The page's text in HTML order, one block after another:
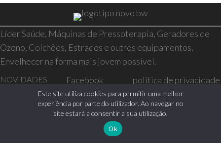
Líder Saúde, Máquinas de Pressoterapia, Geradores de
Ozono, Colchões, Estrados e outros equipamentos.
Envelhecer na forma mais jovem possível.
NOVIDADES
SAÚDE E BEM-
Facebook
Instagram
politica de privacidade
resolução de conflitos
livro de reclamações
Este site utiliza cookies para permitir uma melhor
experiência por parte do utilizador. Ao navegar no
site estará a consentir a sua utilização.
Ok